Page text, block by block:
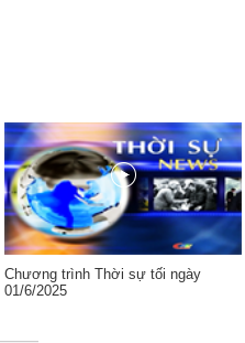
Chương trình Thời sự tối ngày
01/6/2025